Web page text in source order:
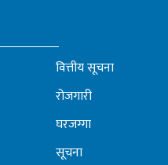
वित्तीय सूचना
रोजगारी
घरजग्गा
सूचना